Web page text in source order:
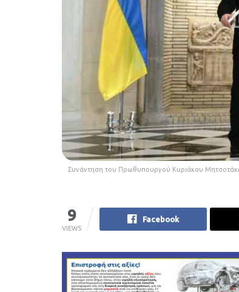
Συνάντηση του Πρωθυπουργού Κυριάκου
9
VIEWS
Facebook